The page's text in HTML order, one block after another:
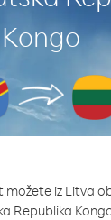
Kongo
možete iz Litva
Republika